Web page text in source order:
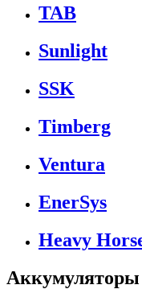
TAB
Sunlight
SSK
Timberg
Ventura
EnerSys
Heavy